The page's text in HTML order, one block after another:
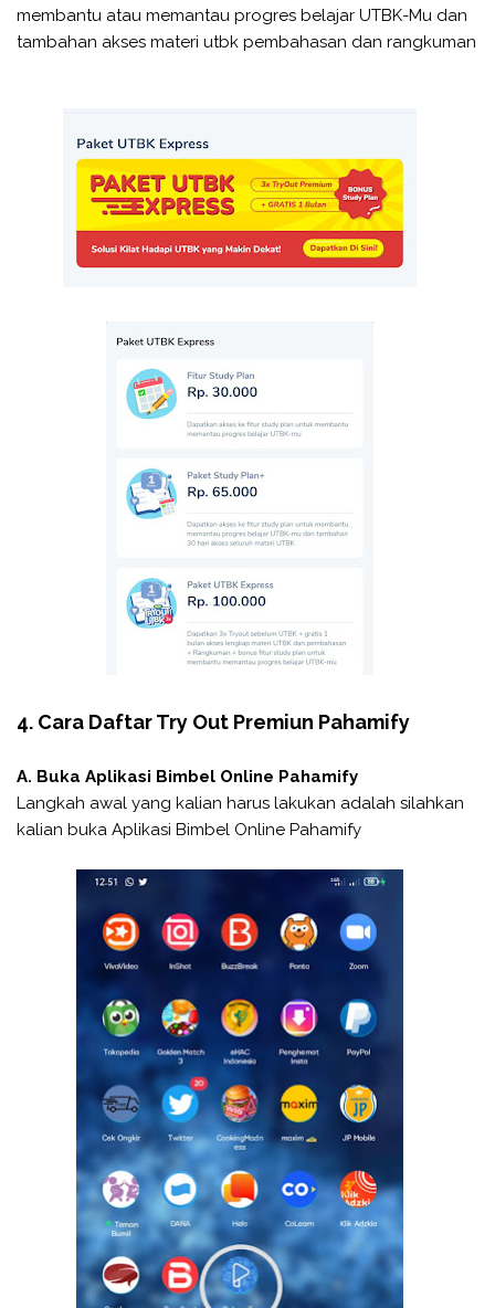
membantu atau memantau progres belajar UTBK-Mu dan
tambahan akses materi utbk pembahasan dan rangkuman
4. Cara Daftar Try Out Premiun Pahamify
A. Buka Aplikasi Bimbel Online Pahamify
Langkah awal yang kalian harus lakukan adalah silahkan
kalian buka Aplikasi Bimbel Online Pahamify